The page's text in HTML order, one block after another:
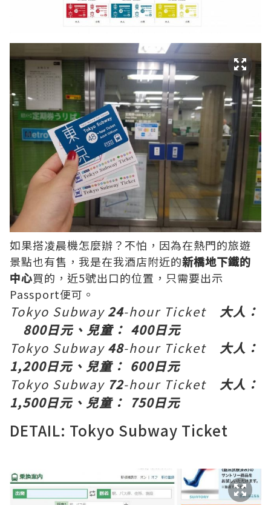
如果搭凌晨機怎麼辦？不怕，因為在熱門的旅遊
景點也有售，我是在我酒店附近的新橋地下鐵的
中心買的，近5號出口的位置，只需要出示
Passport便可。
Tokyo Subway 24-hour Ticket 大人：
800日元、兒童： 400日元
Tokyo Subway 48-hour Ticket 大人：
1,200日元、兒童： 600日元
Tokyo Subway 72-hour Ticket 大人：
1,500日元、兒童： 750日元
DETAIL: Tokyo Subway Ticket